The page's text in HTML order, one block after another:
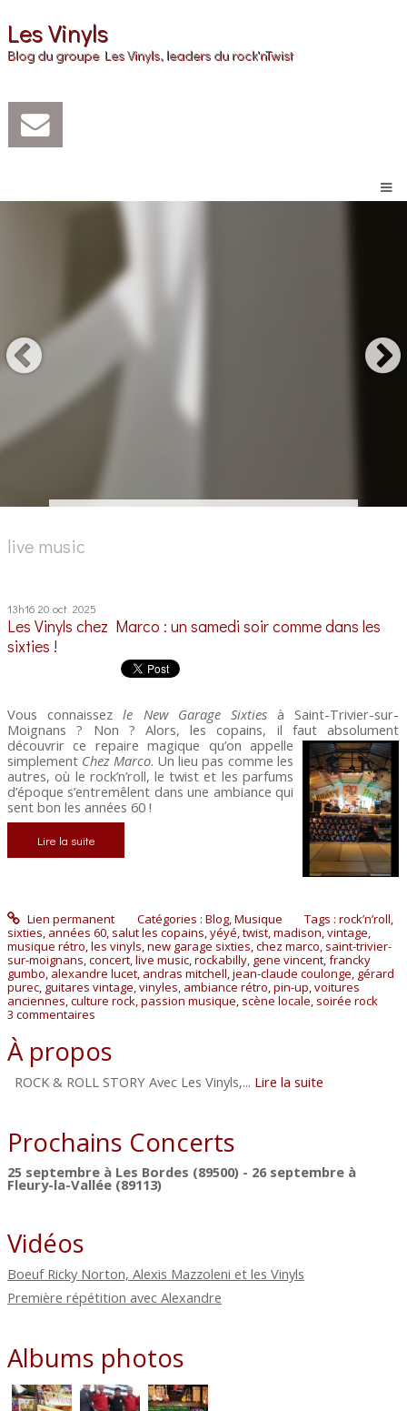
Les Vinyls
Blog du groupe Les Vinyls, leaders du rock'nTwist
live music
13h16 20 oct. 2025
Les Vinyls chez Marco : un samedi soir comme dans les
sixties !
Vous connaissezle New Garage Sixtiesà Saint-Trivier-sur-
Moignans ? Non ? Alors, les copains, il faut absolument
découvrir ce repaire magique qu’on appelle
simplement Chez Marco. Un lieu pas comme les
autres, où le rock’n’roll, le twist et les parfums
d’époque s’entremêlent dans une ambiance qui
sent bon les années 60 !
Lire la suite
Lien permanent Catégories : Blog,Musique Tags :rock’n’roll,
sixties, années 60, salut les copains,yéyé,twist,madison,vintage,
musique rétro,les vinyls,new garage sixties,chez marco, saint-trivier-
sur-moignans,concert,live music,rockabilly, gene vincent,francky
gumbo, alexandre lucet, andras mitchell,jean-claude coulonge, gérard
purec, guitares vintage,vinyles, ambiance rétro,pin-up,voitures
anciennes,culture rock,passion musique, scène locale, soirée rock
3 commentaires
À propos
ROCK & ROLL STORY Avec Les Vinyls,... Lire la suite
Prochains Concerts
25 septembre à Les Bordes (89500) - 26 septembre à
Fleury-la-Vallée (89113)
Vidéos
Boeuf Ricky Norton, Alexis Mazzoleni et les Vinyls
Première répétition avec Alexandre
Albums photos